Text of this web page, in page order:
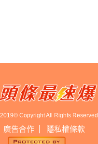
2019© Copyright All Rights Reserved
廣告合作 隱私權條款